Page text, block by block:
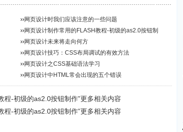
››网页设计时我们应该注意的一些问题
››网页设计制作常用的FLASH教程-初级的as2.0按钮制
作...
››网页设计未来将走向何方
››网页设计技巧：CSS布局调试的有效方法
››网页设计之CSS基础语法学习
››网页设计中HTML常会出现的五个错误
程-初级的as2.0按钮制作”更多相关内容
程-初级的as2.0按钮制作”更多相关内容